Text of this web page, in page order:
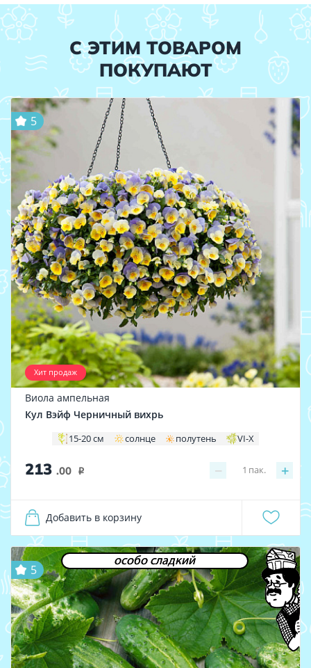
С ЭТИМ ТОВАРОМ
ПОКУПАЮТ
Хит продаж
5
Виола ампельная
Кул Вэйф Черничный вихрь
15-20 см солнце полутень VI-X
213 .00 i − +
1 пак.
Добавить в корзину
особо сладкий
5